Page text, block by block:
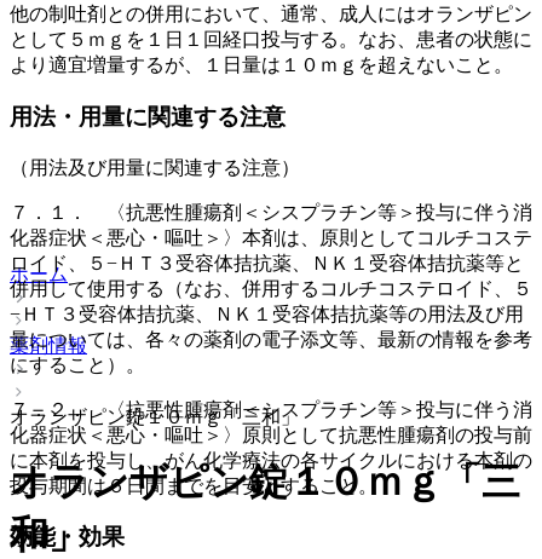
他の制吐剤との併用において、通常、成人にはオランザピン
として５ｍｇを１日１回経口投与する。なお、患者の状態に
より適宜増量するが、１日量は１０ｍｇを超えないこと。
用法・用量に関連する注意
（用法及び用量に関連する注意）
７．１． 〈抗悪性腫瘍剤＜シスプラチン等＞投与に伴う消
化器症状＜悪心・嘔吐＞〉本剤は、原則としてコルチコステ
ロイド、５−ＨＴ３受容体拮抗薬、ＮＫ１受容体拮抗薬等と
併用して使用する（なお、併用するコルチコステロイド、５
−ＨＴ３受容体拮抗薬、ＮＫ１受容体拮抗薬等の用法及び用
量については、各々の薬剤の電子添文等、最新の情報を参考
にすること）。
７．２． 〈抗悪性腫瘍剤＜シスプラチン等＞投与に伴う消
化器症状＜悪心・嘔吐＞〉原則として抗悪性腫瘍剤の投与前
に本剤を投与し、がん化学療法の各サイクルにおける本剤の
投与期間は６日間までを目安とすること。
効能・効果
ホーム
薬剤情報
オランザピン錠１０ｍｇ「三和」
オランザピン錠１０ｍｇ「三
和」